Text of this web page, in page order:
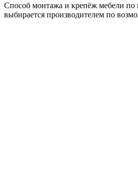
Способ монтажа и крепёж мебели по
выбирается производителем по